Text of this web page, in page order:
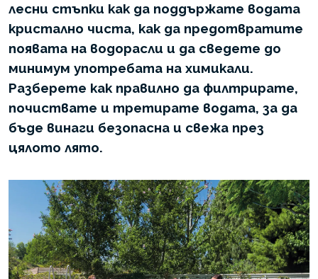
лесни стъпки как да поддържате водата
кристално чиста, как да предотвратите
появата на водорасли и да сведете до
минимум употребата на химикали.
Разберете как правилно да филтрирате,
почиствате и третирате водата, за да
бъде винаги безопасна и свежа през
цялото лято.